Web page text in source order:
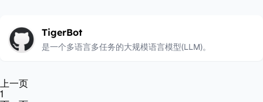
TigerBot
是一个多语言多任务的大规模语言模型(LLM)。
上一页
1